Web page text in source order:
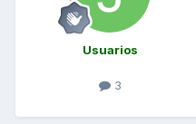
Usuarios
3